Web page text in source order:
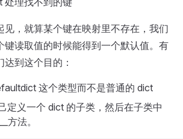
见，就算某个键在映射里不存在，我们
键读取值的时候能得到一个默认值。有
到这个目的：
这个类型而不是普通的 dict
定义一个 dict 的子类，然后在子类中
方法。